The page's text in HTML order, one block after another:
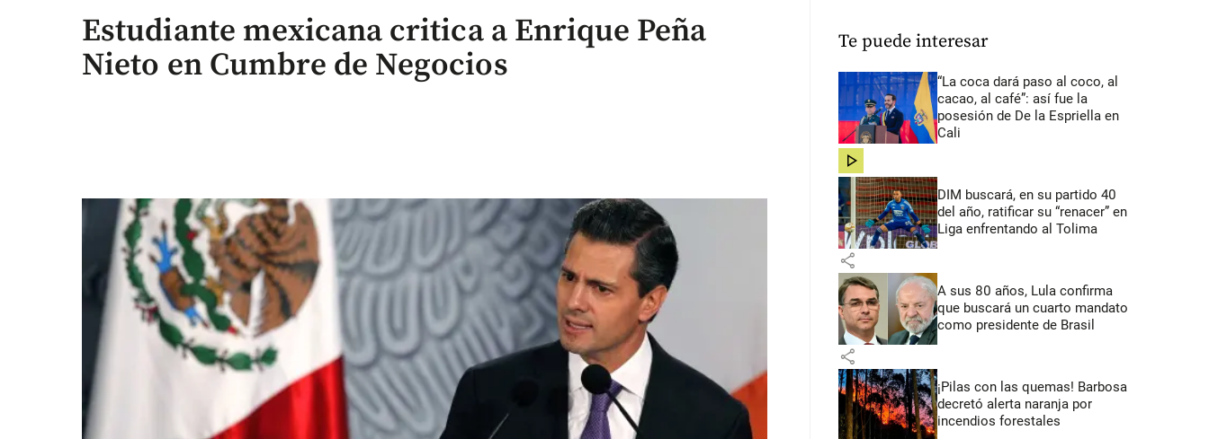
Estudiante mexicana critica a Enrique Peña
Nieto en Cumbre de Negocios
Te puede interesar
“La coca dará paso al coco, al
cacao, al café”: así fue la
posesión de De la Espriella en
Cali
share
DIM buscará, en su partido 40
del año, ratificar su “renacer” en
Liga enfrentando al Tolima
share
A sus 80 años, Lula confirma
que buscará un cuarto mandato
como presidente de Brasil
share
¡Pilas con las quemas! Barbosa
decretó alerta naranja por
incendios forestales